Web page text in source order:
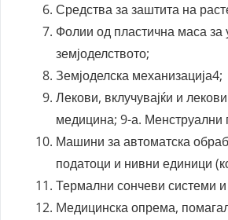
Средства за заштита на
Фолии од пластична маса за
земјоделството;
Земјоделска механизација4;
Лекови, вклучувајќи и
медицина; 9-а. Менструални
Машини за автоматска
податоци и нивни единици
Термални сончеви системи
Mедицинска опрема,